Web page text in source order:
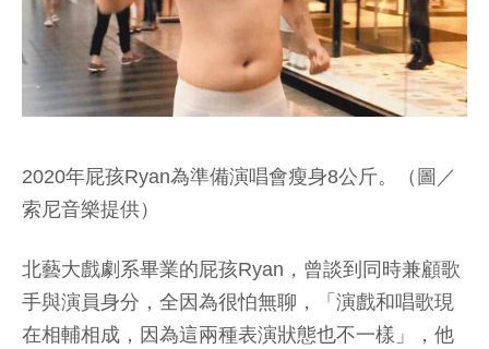
2020年屁孩Ryan為準備演唱會瘦身8公斤。（圖／
索尼音樂提供）
北藝大戲劇系畢業的屁孩Ryan，曾談到同時兼顧歌
手與演員身分，全因為很怕無聊，「演戲和唱歌現
在相輔相成，因為這兩種表演狀態也不一樣」，他